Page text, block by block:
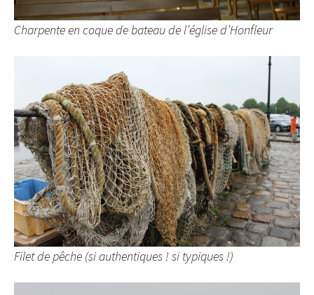
Charpente en coque de bateau de l’église d’Honfleur
Filet de pêche (si authentiques ! si typiques !)